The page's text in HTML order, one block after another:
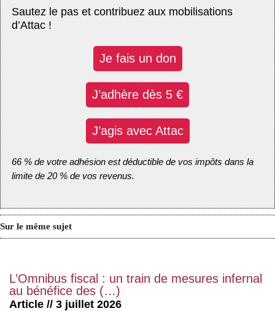
Sautez le pas et contribuez aux mobilisations
d’Attac !
Je fais un don
J’adhère dès 5 €
J’agis avec Attac
66 % de votre adhésion est déductible de vos impôts dans la
limite de 20 % de vos revenus.
Sur le même sujet
L’Omnibus fiscal : un train de mesures infernal
au bénéfice des (…)
Article // 3 juillet 2026